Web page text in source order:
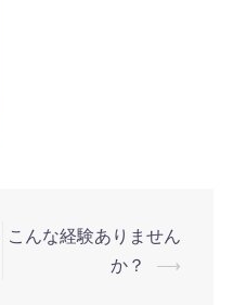
こんな経験ありません
か？
⟶